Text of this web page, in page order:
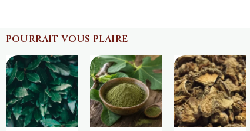
POURRAIT VOUS PLAIRE